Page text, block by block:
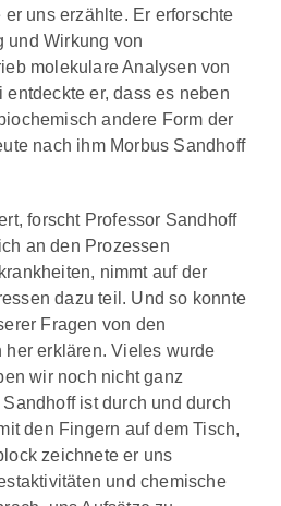
uns erzählte. Er erforschte
und Wirkung von
molekulare Analysen von
entdeckte er, dass es neben
andere Form der
nach ihm Morbus Sandhoff
forscht Professor Sandhoff
an den Prozessen
nimmt auf der
dazu teil. Und so konnte
Fragen von den
her erklären. Vieles wurde
wir noch nicht ganz
ist durch und durch
den Fingern auf dem Tisch,
zeichnete er uns
und chemische